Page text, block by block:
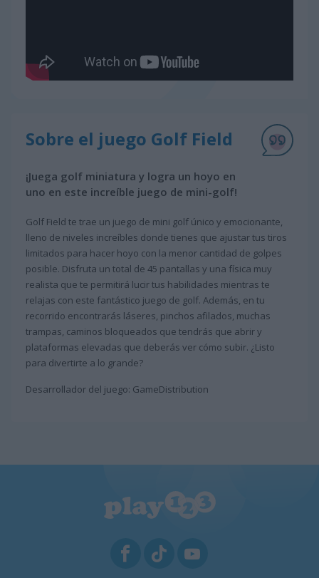
Sobre el juego Golf Field
¡Juega golf miniatura y logra un hoyo en
uno en este increíble juego de mini-golf!
Golf Field te trae un juego de mini golf único y emocionante,
lleno de niveles increíbles donde tienes que ajustar tus tiros
limitados para hacer hoyo con la menor cantidad de golpes
posible. Disfruta un total de 45 pantallas y una física muy
realista que te permitirá lucir tus habilidades mientras te
relajas con este fantástico juego de golf. Además, en tu
recorrido encontrarás láseres, pinchos afilados, muchas
trampas, caminos bloqueados que tendrás que abrir y
plataformas elevadas que deberás ver cómo subir. ¿Listo
para divertirte a lo grande?
Desarrollador del juego: GameDistribution